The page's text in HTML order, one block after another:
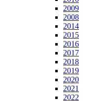
2009
2008
2014
2015
2016
2017
2018
2019
2020
2021
2022